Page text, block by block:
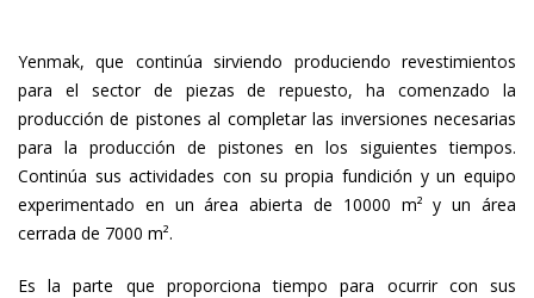
Yenmak, que continúa sirviendo produciendo revestimientos
para el sector de piezas de repuesto, ha comenzado la
producción de pistones al completar las inversiones necesarias
para la producción de pistones en los siguientes tiempos.
Continúa sus actividades con su propia fundición y un equipo
experimentado en un área abierta de 10000 m² y un área
cerrada de 7000 m².
Es la parte que proporciona tiempo para ocurrir con sus